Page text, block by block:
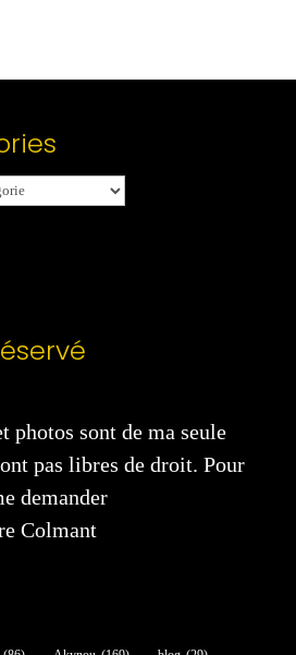
photos sont de ma seule
pas libres de droit. Pour
demander
Colmant